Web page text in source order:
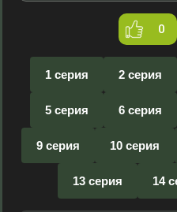
0
1 серия 2 серия
5 серия 6 серия
9 серия 10 серия
13 серия 14